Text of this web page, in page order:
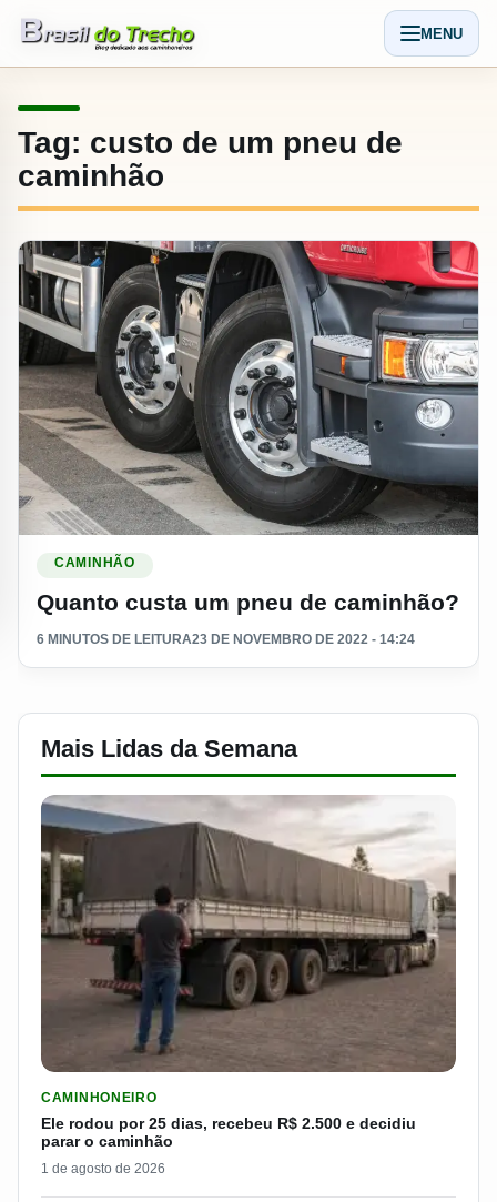
Abrir
MENU
Tag: custo de um pneu de
caminhão
CAMINHÃO
Quanto custa um pneu de caminhão?
6 MINUTOS DE LEITURA23 DE NOVEMBRO DE 2022 - 14:24
Mais Lidas da Semana
CAMINHONEIRO
Ele rodou por 25 dias, recebeu R$ 2.500 e decidiu
parar o caminhão
1 de agosto de 2026